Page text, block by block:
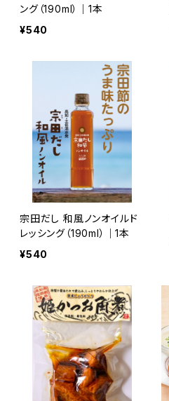
ング（190ml）｜1本
¥540
宗田だし 和風ノンオイルド
レッシング（190ml）｜1本
¥540